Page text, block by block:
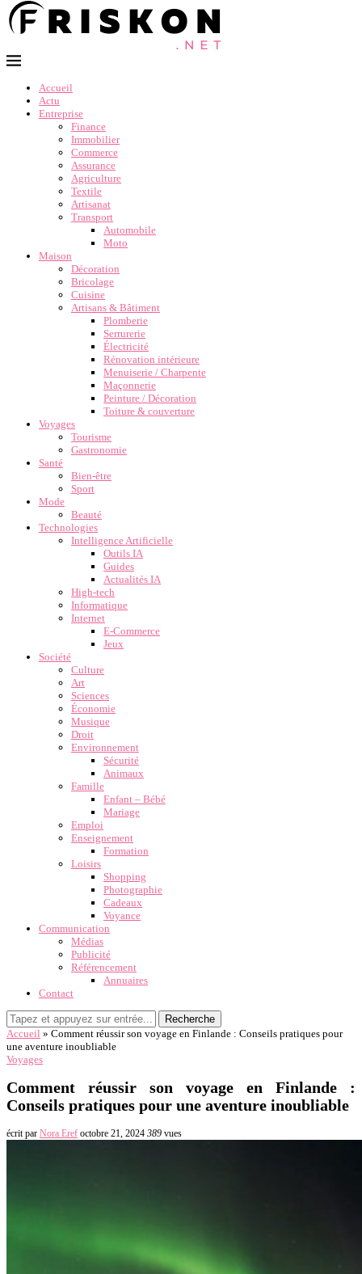
Accueil
Actu
Entreprise
Finance
Immobilier
Commerce
Assurance
Agriculture
Textile
Artisanat
Transport
Automobile
Moto
Maison
Décoration
Bricolage
Cuisine
Artisans & Bâtiment
Plomberie
Serrurerie
Électricité
Rénovation intérieure
Menuiserie / Charpente
Maçonnerie
Peinture / Décoration
Toiture & couverture
Voyages
Tourisme
Gastronomie
Santé
Bien-être
Sport
Mode
Beauté
Technologies
Intelligence Artificielle
Outils IA
Guides
Actualités IA
High-tech
Informatique
Internet
E-Commerce
Jeux
Société
Culture
Art
Sciences
Économie
Musique
Droit
Environnement
Sécurité
Animaux
Famille
Enfant – Bébé
Mariage
Emploi
Enseignement
Formation
Loisirs
Shopping
Photographie
Cadeaux
Voyance
Communication
Médias
Publicité
Référencement
Annuaires
Contact
Recherche
Accueil » Comment réussir son voyage en Finlande : Conseils pratiques pour
une aventure inoubliable
Voyages
Comment réussir son voyage en Finlande :
Conseils pratiques pour une aventure inoubliable
écrit par Nora Eref octobre 21, 2024 389 vues